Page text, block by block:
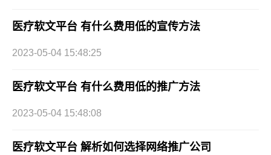
医疗软文平台 有什么费用低的宣传方法
2023-05-04 15:48:25
医疗软文平台 有什么费用低的推广方法
2023-05-04 15:48:08
医疗软文平台 解析如何选择网络推广公司